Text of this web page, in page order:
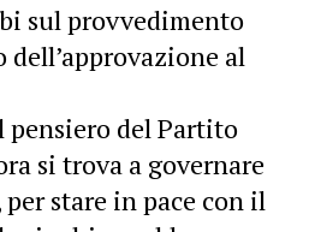
sul provvedimento
dell’approvazione al
pensiero del Partito
si trova a governare
stare in pace con il